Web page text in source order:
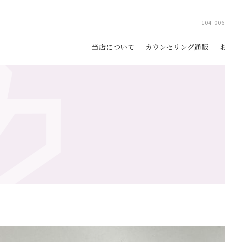
〒104-
当店について カウンセリング通販